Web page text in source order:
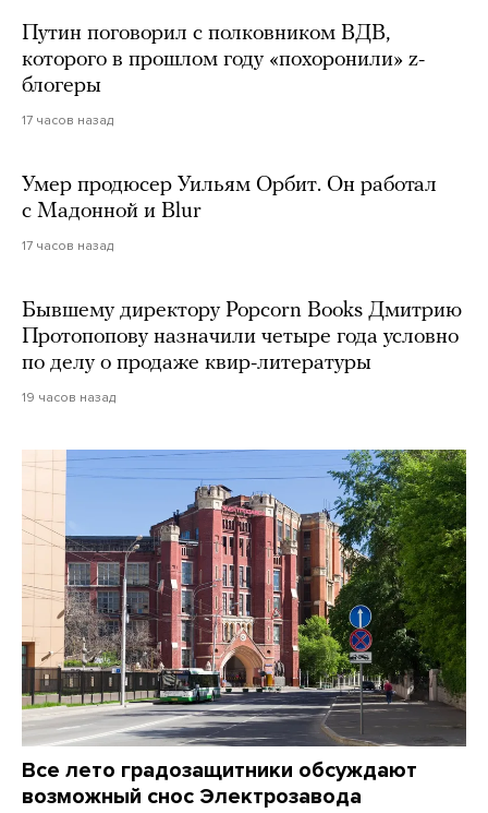
Путин поговорил с полковником ВДВ,
которого в прошлом году «похоронили» z-
блогеры
17 часов назад
Умер продюсер Уильям Орбит. Он работал
с Мадонной и Blur
17 часов назад
Бывшему директору Popcorn Books Дмитрию
Протопопову назначили четыре года условно
по делу о продаже квир-литературы
19 часов назад
Все лето градозащитники обсуждают
возможный снос Электрозавода